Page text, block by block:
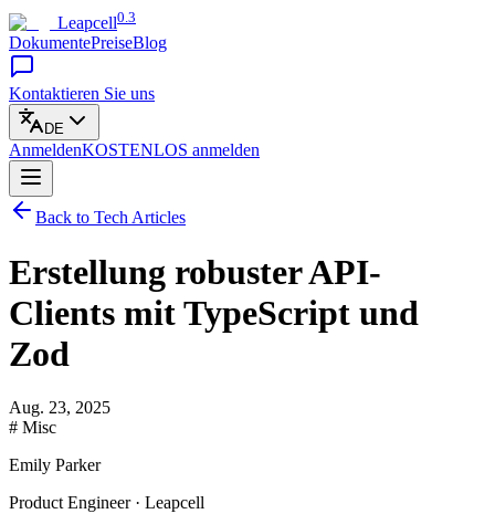
Leapcell0.3
DokumentePreiseBlog
Kontaktieren Sie uns
DE
AnmeldenKOSTENLOS anmelden
Back to Tech Articles
Erstellung robuster API-
Clients mit TypeScript und
Zod
Aug. 23, 2025
# Misc
Emily Parker
Product Engineer · Leapcell